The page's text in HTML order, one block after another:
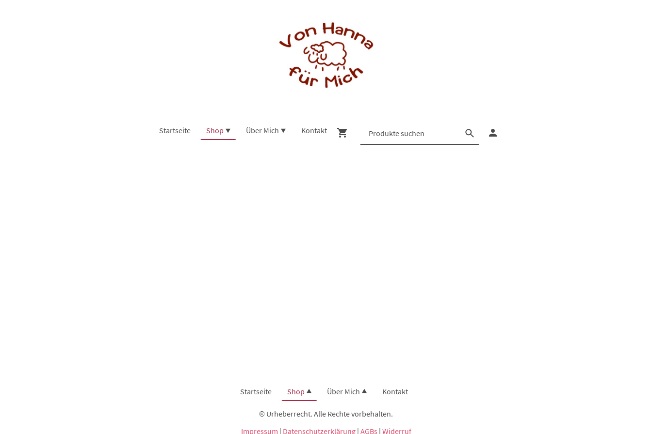
Startseite Shop Über Mich Kontakt
Startseite Shop Über Mich Kontakt
© Urheberrecht. Alle Rechte vorbehalten.
Impressum | Datenschutzerklärung| AGBs | Widerruf